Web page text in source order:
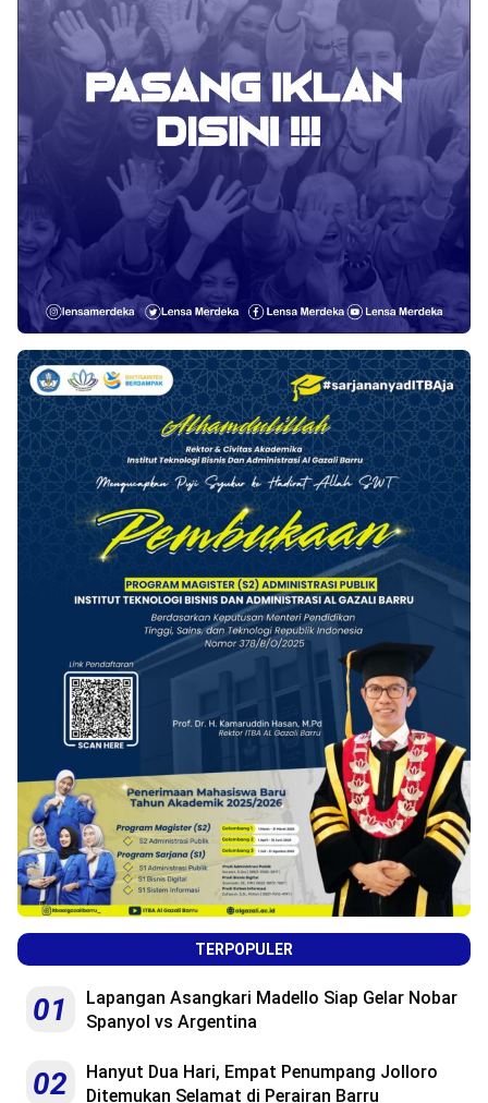
TERPOPULER
01
Lapangan Asangkari Madello Siap Gelar Nobar
Spanyol vs Argentina
02
Hanyut Dua Hari, Empat Penumpang Jolloro
Ditemukan Selamat di Perairan Barru